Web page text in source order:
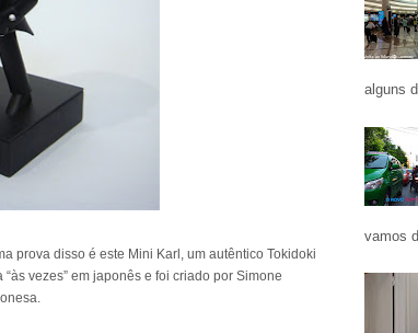
prova disso é este Mini Karl, um autêntico Tokidoki
vezes” em japonês e foi criado por Simone
alguns
vamos